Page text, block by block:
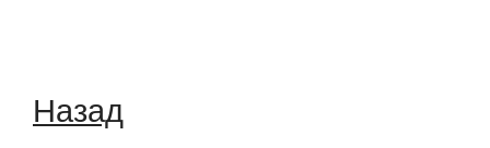
Назад